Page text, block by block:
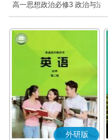
高一思想政治必修3 政治与法
治(部编版)
外研版